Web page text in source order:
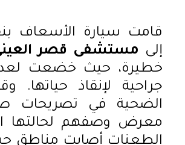
قامت سيارة الأسعاف
إلى مستشفى قصر
خطيرة، حيث خضعت
جراحية لإنقاذ حياتها.
الضحية في تصريحات
معرض وصفهم لحالتها
الطعنات أصابت مناطق